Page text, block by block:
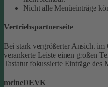
Nicht alle Menüeinträge
Vertriebspartnerseite
Bei stark vergrößerter Ansicht im
verankerte Leiste einen großen
Tastatur fokussierte Einträge des
meineDEVK